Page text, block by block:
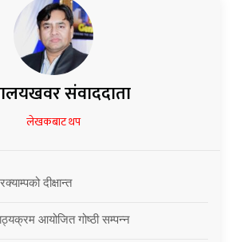
संवाददाता
लेखकबाट थप
दीक्षान्त
आयोजित गोष्ठी सम्पन्न